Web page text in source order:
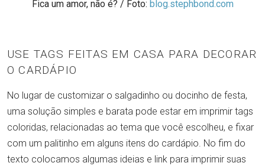
Fica um amor, não é? / Foto: blog.stephbond.com
USE TAGS FEITAS EM CASA PARA DECORAR
O CARDÁPIO
No lugar de customizar o salgadinho ou docinho de festa,
uma solução simples e barata pode estar em imprimir tags
coloridas, relacionadas ao tema que você escolheu, e fixar
com um palitinho em alguns itens do cardápio. No fim do
texto colocamos algumas ideias e link para imprimir suas